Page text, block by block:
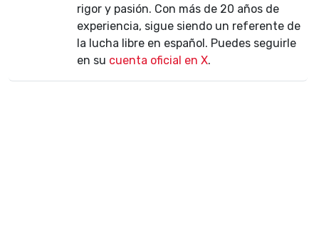
rigor y pasión. Con más de 20 años de
experiencia, sigue siendo un referente de
la lucha libre en español. Puedes seguirle
en su cuenta oficial en X.